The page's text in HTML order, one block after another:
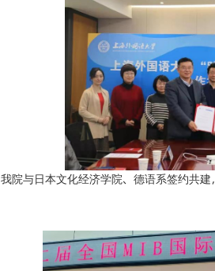
我院与日本文化经济学院、德语系签约共